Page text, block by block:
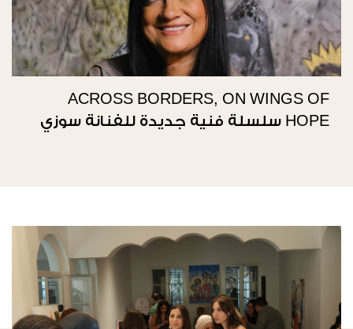
ACROSS BORDERS, ON WINGS OF
HOPE سلسلة فنية جديدة للفنانة سوزي